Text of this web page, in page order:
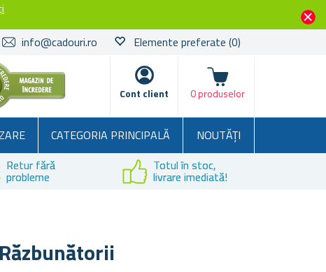
info@cadouri.ro Elemente preferate (0)
Cont client
Coșul
0 produselor
CATEGORIA PRINCIPALĂ
NOUTĂȚI
Retur fără
probleme
Totul în stoc,
livrare imediată!